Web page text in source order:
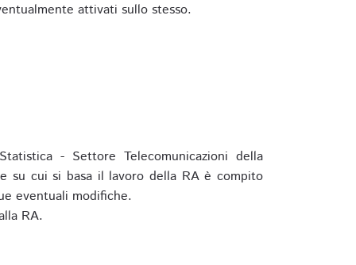
attivati sullo stesso.
- Settore Telecomunicazioni della
su cui si basa il lavoro della RA è compito
eventuali modifiche.
RA.